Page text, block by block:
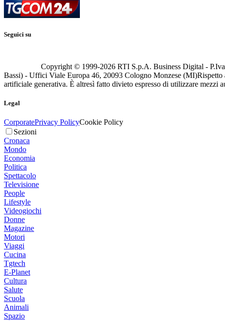
Seguici su
Copyright © 1999-2026 RTI S.p.A. Business Digital -
Bassi) - Uffici Viale Europa 46, 20093 Cologno Monzese (MI)Rispetto
artificiale generativa. È altresì fatto divieto espresso di utilizzare mezzi
Legal
CorporatePrivacy PolicyCookie Policy
Sezioni
Cronaca
Mondo
Economia
Politica
Spettacolo
Televisione
People
Lifestyle
Videogiochi
Donne
Magazine
Motori
Viaggi
Cucina
Tgtech
E-Planet
Cultura
Salute
Scuola
Animali
Spazio